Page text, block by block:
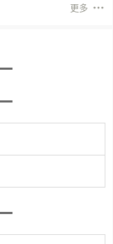
更多